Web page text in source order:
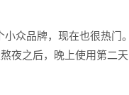
众品牌，现在也很热门。
夜之后，晚上使用第二天